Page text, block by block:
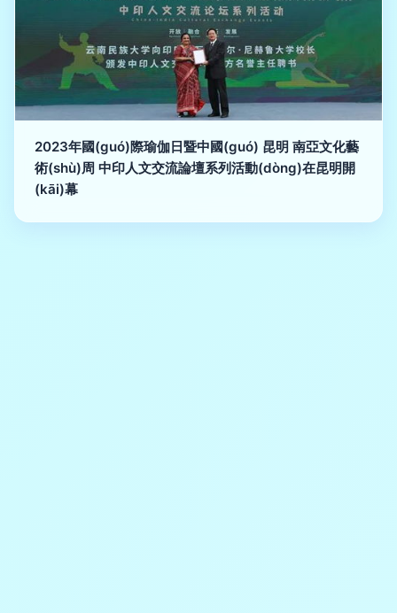
2023年國(guó)際瑜伽日暨中國(guó) 昆明 南亞文化藝
術(shù)周 中印人文交流論壇系列活動(dòng)在昆明開
(kāi)幕